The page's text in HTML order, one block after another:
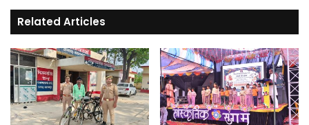
शादी
कहीं
और
करने
से
नाराज
था
आरोपी।
Related Articles